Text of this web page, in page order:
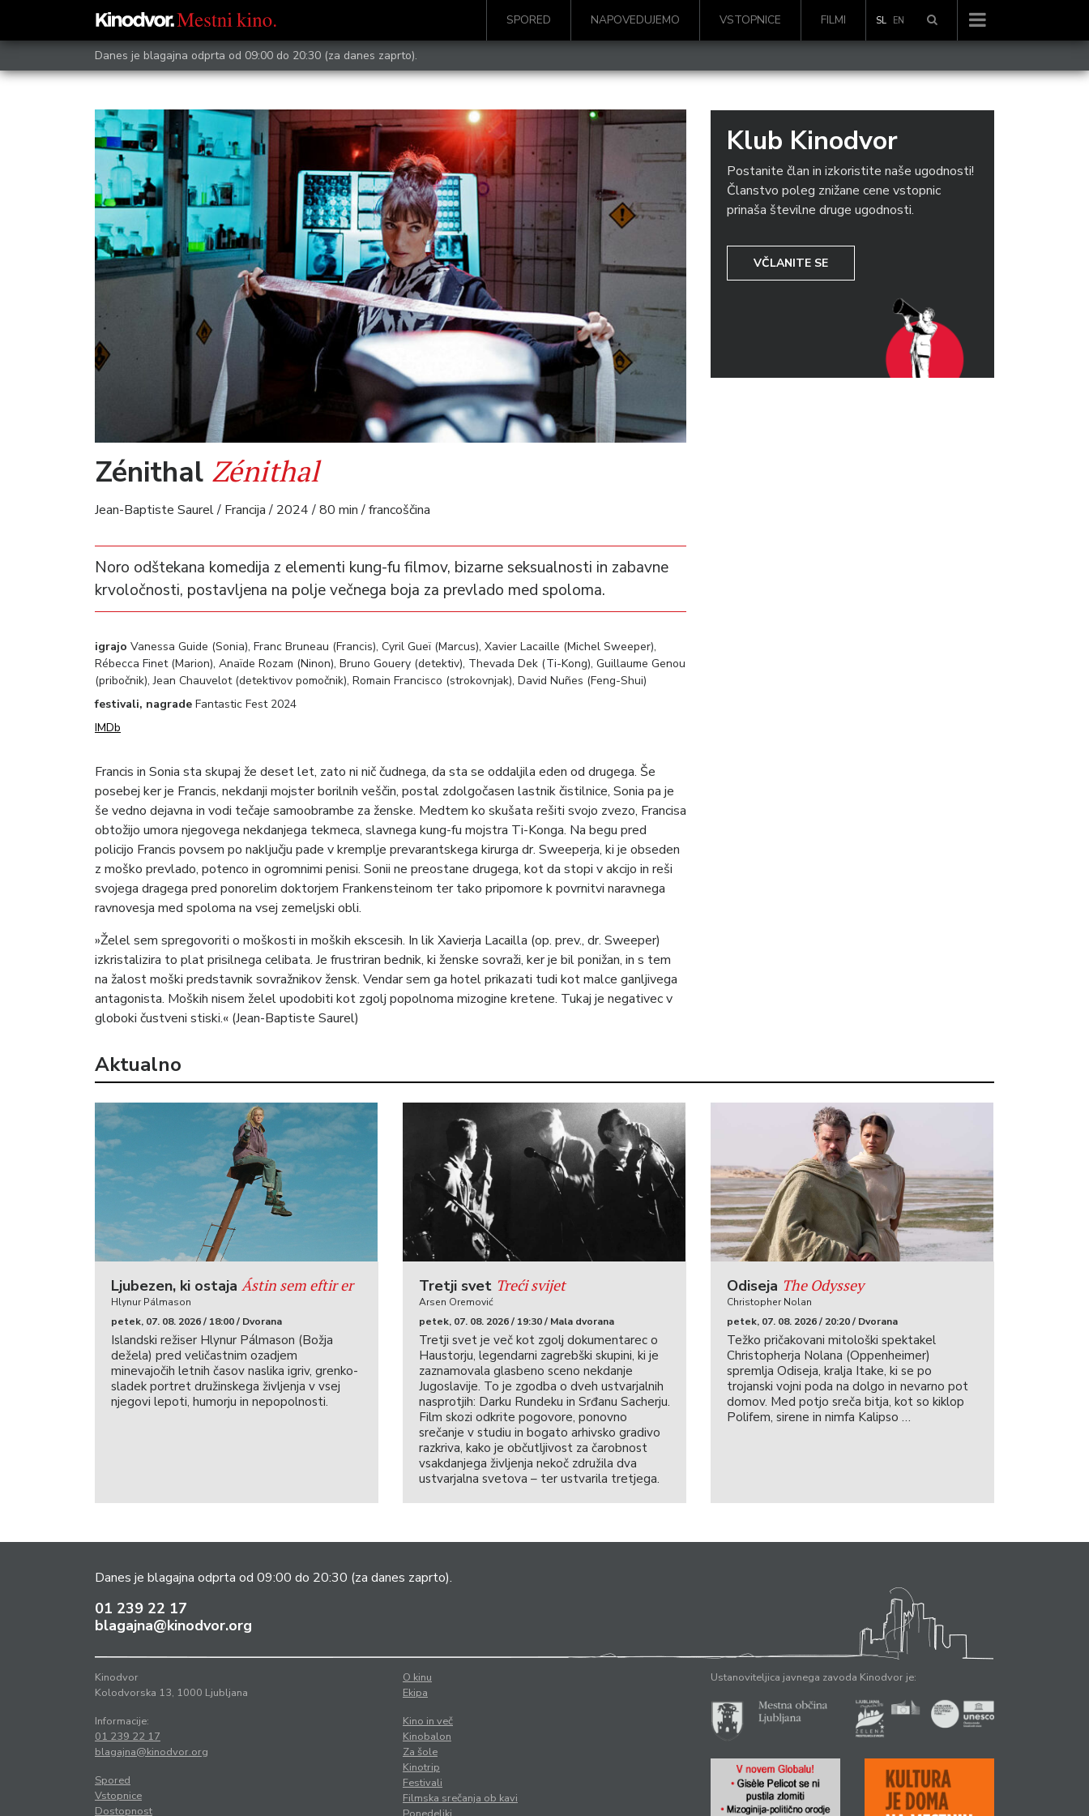
SPORED NAPOVEDUJEMO VSTOPNICE FILMI SL EN
Danes je blagajna odprta od 09:00 do 20:30 (za danes zaprto).
Zénithal Zénithal
Jean-Baptiste Saurel / Francija / 2024 / 80 min / francoščina
Noro odštekana komedija z elementi kung-fu filmov, bizarne seksualnosti in zabavne
krvoločnosti, postavljena na polje večnega boja za prevlado med spoloma.
igrajo Vanessa Guide (Sonia), Franc Bruneau (Francis), Cyril Gueï (Marcus), Xavier Lacaille (Michel Sweeper),
Rébecca Finet (Marion), Anaïde Rozam (Ninon), Bruno Gouery (detektiv), Thevada Dek (Ti-Kong), Guillaume Genou
(pribočnik), Jean Chauvelot (detektivov pomočnik), Romain Francisco (strokovnjak), David Nuñes (Feng-Shui)
festivali, nagrade Fantastic Fest 2024
IMDb
Francis in Sonia sta skupaj že deset let, zato ni nič čudnega, da sta se oddaljila eden od drugega. Še
posebej ker je Francis, nekdanji mojster borilnih veščin, postal zdolgočasen lastnik čistilnice, Sonia pa je
še vedno dejavna in vodi tečaje samoobrambe za ženske. Medtem ko skušata rešiti svojo zvezo, Francisa
obtožijo umora njegovega nekdanjega tekmeca, slavnega kung-fu mojstra Ti-Konga. Na begu pred
policijo Francis povsem po naključju pade v kremplje prevarantskega kirurga dr. Sweeperja, ki je obseden
z moško prevlado, potenco in ogromnimi penisi. Sonii ne preostane drugega, kot da stopi v akcijo in reši
svojega dragega pred ponorelim doktorjem Frankensteinom ter tako pripomore k povrnitvi naravnega
ravnovesja med spoloma na vsej zemeljski obli.
»Želel sem spregovoriti o moškosti in moških ekscesih. In lik Xavierja Lacailla (op. prev., dr. Sweeper)
izkristalizira to plat prisilnega celibata. Je frustriran bednik, ki ženske sovraži, ker je bil ponižan, in s tem
na žalost moški predstavnik sovražnikov žensk. Vendar sem ga hotel prikazati tudi kot malce ganljivega
antagonista. Moških nisem želel upodobiti kot zgolj popolnoma mizogine kretene. Tukaj je negativec v
globoki čustveni stiski.« (Jean-Baptiste Saurel)
Klub Kinodvor
Postanite član in izkoristite naše ugodnosti!
Članstvo poleg znižane cene vstopnic
prinaša številne druge ugodnosti.
VČLANITE SE
Aktualno
Ljubezen, ki ostaja Ástin sem eftir er
Hlynur Pálmason
petek, 07. 08. 2026 / 18:00 / Dvorana
Islandski režiser Hlynur Pálmason (Božja
dežela) pred veličastnim ozadjem
minevajočih letnih časov naslika igriv, grenko-
sladek portret družinskega življenja v vsej
njegovi lepoti, humorju in nepopolnosti.
Tretji svet Treći svijet
Arsen Oremović
petek, 07. 08. 2026 / 19:30 / Mala dvorana
Tretji svet je več kot zgolj dokumentarec o
Haustorju, legendarni zagrebški skupini, ki je
zaznamovala glasbeno sceno nekdanje
Jugoslavije. To je zgodba o dveh ustvarjalnih
nasprotjih: Darku Rundeku in Srđanu Sacherju.
Film skozi odkrite pogovore, ponovno
srečanje v studiu in bogato arhivsko gradivo
razkriva, kako je občutljivost za čarobnost
vsakdanjega življenja nekoč združila dva
ustvarjalna svetova – ter ustvarila tretjega.
Odiseja The Odyssey
Christopher Nolan
petek, 07. 08. 2026 / 20:20 / Dvorana
Težko pričakovani mitološki spektakel
Christopherja Nolana (Oppenheimer)
spremlja Odiseja, kralja Itake, ki se po
trojanski vojni poda na dolgo in nevarno pot
domov. Med potjo sreča bitja, kot so kiklop
Polifem, sirene in nimfa Kalipso …
Danes je blagajna odprta od 09:00 do 20:30 (za danes zaprto).
01 239 22 17
blagajna@kinodvor.org
Kinodvor
Kolodvorska 13, 1000 Ljubljana
Informacije:
01 239 22 17
blagajna@kinodvor.org
Spored
Vstopnice
Dostopnost
O kinu
Ekipa
Kino in več
Kinobalon
Za šole
Kinotrip
Festivali
Filmska srečanja ob kavi
Ustanoviteljica javnega zavoda Kinodvor je: